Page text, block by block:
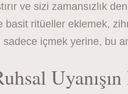
ve sizi zamansızlık
basit ritüeller eklemek,
sadece içmek yerine, bu
Uyanışın